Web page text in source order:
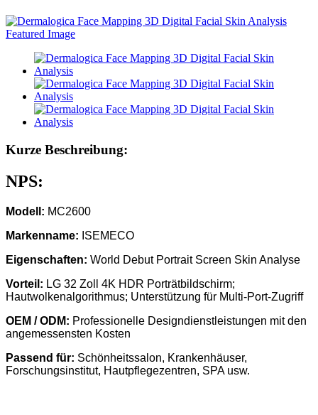
Kurze Beschreibung:
NPS:
Modell: MC2600
Markenname: ISEMECO
Eigenschaften: World Debut Portrait Screen Skin Analyse
Vorteil: LG 32 Zoll 4K HDR Porträtbildschirm;
Hautwolkenalgorithmus; Unterstützung für Multi-Port-Zugriff
OEM / ODM: Professionelle Designdienstleistungen mit den
angemessensten Kosten
Passend für: Schönheitssalon, Krankenhäuser,
Forschungsinstitut, Hautpflegezentren, SPA usw.